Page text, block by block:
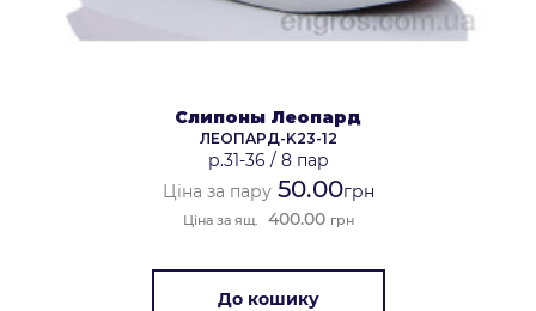
Слипоны Леопард
ЛЕОПАРД-K23-12
р.31-36 / 8 пар
Ціна за пару50.00грн
Ціна за ящ. 400.00 грн
До кошику